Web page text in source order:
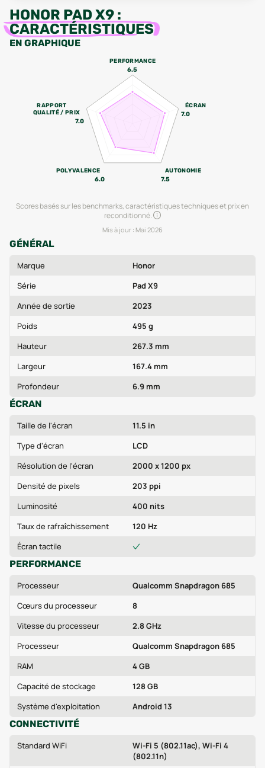
HONOR PAD X9 :
CARACTÉRISTIQUES
EN GRAPHIQUE
PERFORMANCE
6.5
ÉCRAN
7.0
AUTONOMIE
7.5
POLYVALENCE
6.0
RAPPORT
QUALITÉ / PRIX
7.0
Scores basés sur les benchmarks, caractéristiques techniques et prix en
reconditionné.
Mis à jour : Mai 2026
GÉNÉRAL
Marque
Honor
Série
Pad X9
Année de sortie
2023
Poids
495 g
Hauteur
267.3 mm
Largeur
167.4 mm
Profondeur
6.9 mm
ÉCRAN
Taille de l'écran
11.5 in
Type d'écran
LCD
Résolution de l'écran
2000 x 1200 px
Densité de pixels
203 ppi
Luminosité
400 nits
Taux de rafraîchissement
120 Hz
Écran tactile
PERFORMANCE
Processeur
Qualcomm Snapdragon 685
Cœurs du processeur
8
Vitesse du processeur
2.8 GHz
Processeur
Qualcomm Snapdragon 685
RAM
4 GB
Capacité de stockage
128 GB
Système d'exploitation
Android 13
CONNECTIVITÉ
Standard WiFi
Wi-Fi 5 (802.11ac), Wi-Fi 4
(802.11n)